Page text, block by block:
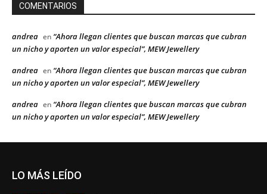
COMENTARIOS
andrea en “Ahora llegan clientes que buscan marcas que cubran
un nicho y aporten un valor especial”, MEW Jewellery
andrea en “Ahora llegan clientes que buscan marcas que cubran
un nicho y aporten un valor especial”, MEW Jewellery
andrea en “Ahora llegan clientes que buscan marcas que cubran
un nicho y aporten un valor especial”, MEW Jewellery
LO MÁS LEÍDO